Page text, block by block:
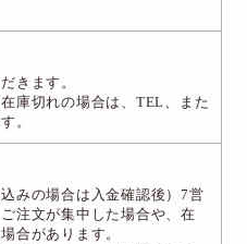
きます。
庫切れの場合は、TEL、また
。
みの場合は入金確認後）7営
注文が集中した場合や、在
合があります。